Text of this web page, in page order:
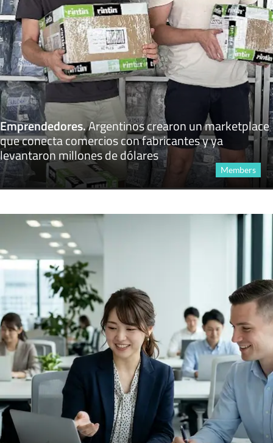
Emprendedores.Argentinos crearon un marketplace
que conecta comercios con fabricantes y ya
levantaron millones de dólares
Members